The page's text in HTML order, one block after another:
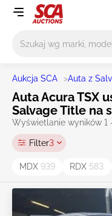
Aukcja SCA >Auta z
Auta Acura TSX
Salvage Title na
Wyświetlanie wyników 1
Filter3
MDX 939 RDX 583